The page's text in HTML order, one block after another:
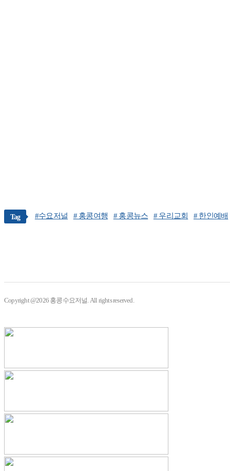
Tag #수요저널 # 홍콩여행 # 홍콩뉴스 # 우리교회 # 한인예배
Copyright @2026 홍콩수요저널. All rights reserved.